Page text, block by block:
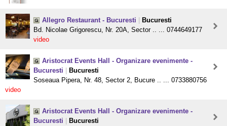
Allegro Restaurant - Bucuresti
Bucuresti
Bd. Nicolae Grigorescu, Nr. 20A, Sector .. ... 0744649177
video
Aristocrat Events Hall - Organizare evenimente -
Bucuresti
Bucuresti
Soseaua Pipera, Nr. 48, Sector 2, Bucure .. ... 0733880756
video
Aristocrat Events Hall - Organizare evenimente -
Bucuresti
Bucuresti